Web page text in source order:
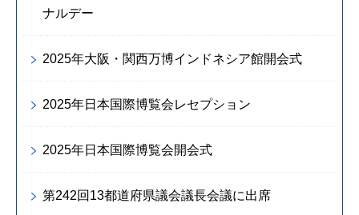
ナルデー
2025年大阪・関西万博インドネシア館開会式
2025年日本国際博覧会レセプション
2025年日本国際博覧会開会式
第242回13都道府県議会議長会議に出席